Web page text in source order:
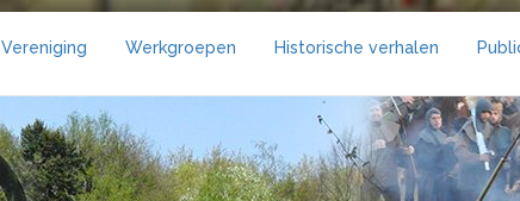
Vereniging Werkgroepen Historische verhalen